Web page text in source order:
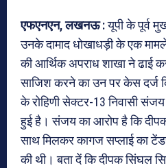
एफएनएन, लखनऊ :यूपी के पूर्व
उनके दामाद धोखाधड़ी के एक
की आर्थिक अपराध शाखा ने ढाई
साजिश करने का उन पर केस दर्ज
के रोहिणी सेक्टर-13 निवासी
हुई है। संजय का आरोप है कि
साथ मिलकर कागज सप्लाई का
की थी। बता दें कि दीपक सिंघल